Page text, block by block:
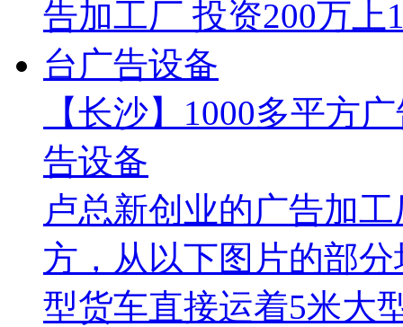
【长沙】1000多平方
告设备
卢总新创业的广告加
方，从以下图片的部
型货车直接运着5米大